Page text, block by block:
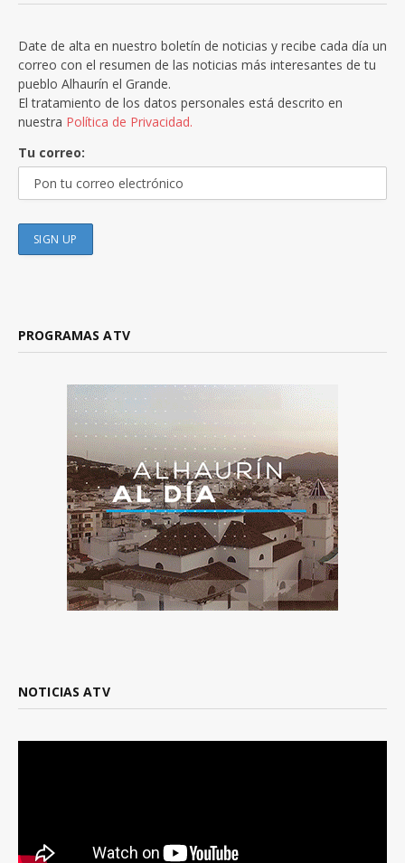
Date de alta en nuestro boletín de noticias y recibe cada día un
correo con el resumen de las noticias más interesantes de tu
pueblo Alhaurín el Grande.
El tratamiento de los datos personales está descrito en
nuestra Política de Privacidad.
Tu correo:
PROGRAMAS ATV
NOTICIAS ATV